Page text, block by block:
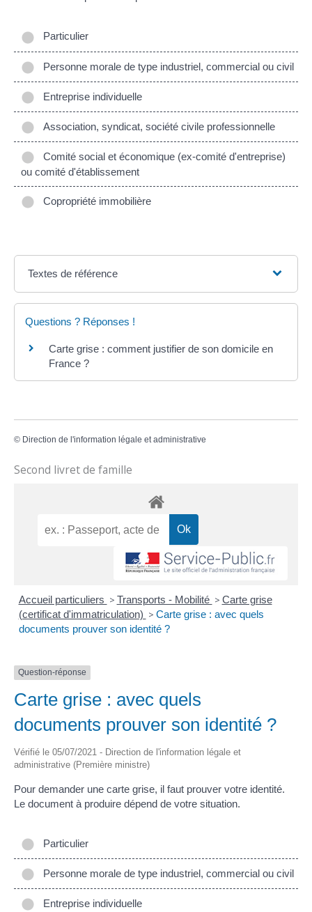
Particulier
Personne morale de type industriel, commercial ou civil
Entreprise individuelle
Association, syndicat, société civile professionnelle
Comité social et économique (ex-comité d'entreprise)
ou comité d'établissement
Copropriété immobilière
Textes de référence
Questions ? Réponses !
Carte grise : comment justifier de son domicile en
France ?
© Direction de l'information légale et administrative
Second livret de famille
Accueil particuliers > Transports - Mobilité > Carte grise
(certificat d'immatriculation) > Carte grise : avec quels
documents prouver son identité ?
Question-réponse
Carte grise : avec quels
documents prouver son identité ?
Vérifié le 05/07/2021 - Direction de l'information légale et
administrative (Première ministre)
Pour demander une carte grise, il faut prouver votre identité.
Le document à produire dépend de votre situation.
Particulier
Personne morale de type industriel, commercial ou civil
Entreprise individuelle